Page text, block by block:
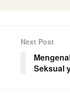
Next Post
Seksual